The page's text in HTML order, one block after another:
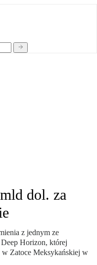
dol. za
z jednym ze
Horizon, której
w Zatoce Meksykańskiej w